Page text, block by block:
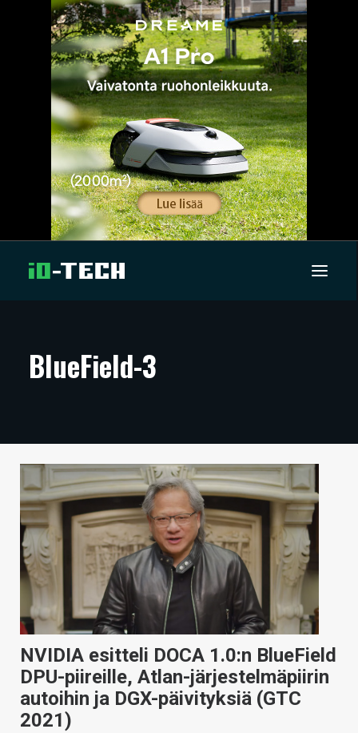
ARTIKKELIT
TECHBBS
TIETOA
HINTA.FI
KAUPPA
VAIHDA TEEMA
HAKU
BlueField-3
NVIDIA esitteli DOCA 1.0:n BlueField
DPU-piireille, Atlan-järjestelmäpiirin
autoihin ja DGX-päivityksiä (GTC
2021)